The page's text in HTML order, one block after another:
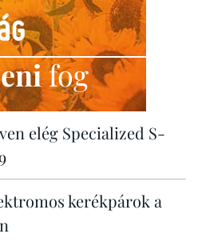
fog
elég Specialized S-
kerékpárok a